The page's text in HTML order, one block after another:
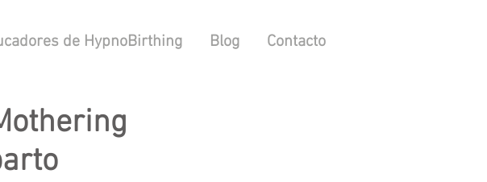
de HypnoBirthing Blog Contacto